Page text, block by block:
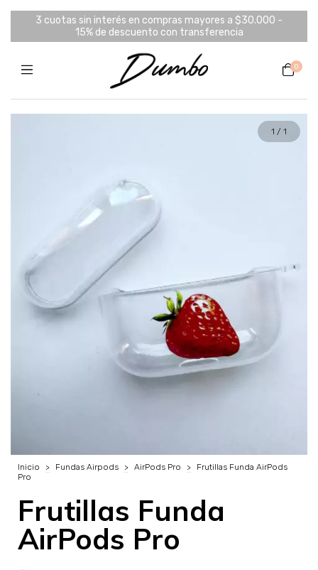
3 cuotas sin interés en compras mayores a $30.000 -
15% de descuento con transferencia
0
1 / 1
Inicio > Fundas Airpods > AirPods Pro >
Frutillas Funda AirPods
Pro
Frutillas Funda
AirPods Pro